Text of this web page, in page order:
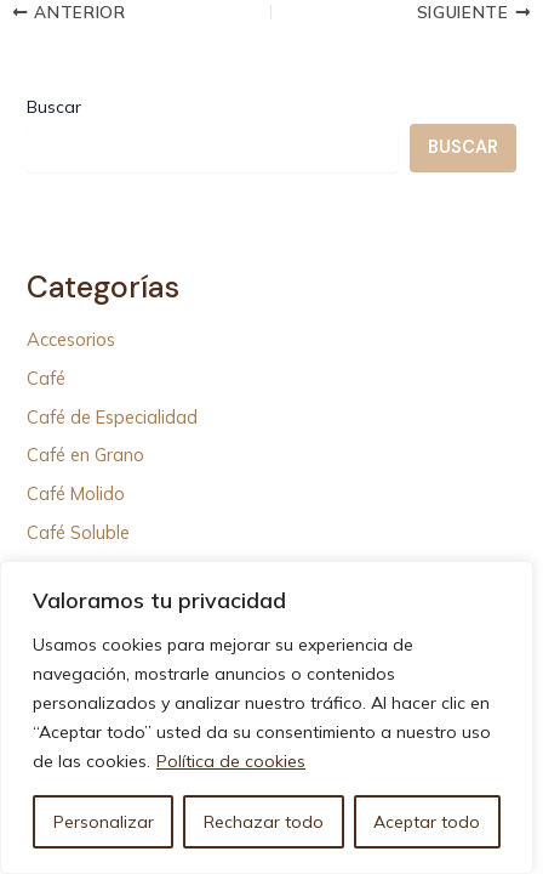
Valoramos tu privacidad
Usamos cookies para mejorar su experiencia de
navegación, mostrarle anuncios o contenidos
personalizados y analizar nuestro tráfico. Al hacer clic en
“Aceptar todo” usted da su consentimiento a nuestro uso
de las cookies. Política de cookies
Personalizar Rechazar todo Aceptar todo
ANTERIOR SIGUIENTE
Buscar
BUSCAR
Categorías
Accesorios
Café
Café de Especialidad
Café en Grano
Café Molido
Café Soluble
Cafeteras Aeropress
Cafeteras de Cápsulas
Cafeteras de Goteo Eléctricas
Cafeteras de Goteo Manuales
Cafeteras Espresso
Cafeteras Italianas
Cafeteras Superautomáticas